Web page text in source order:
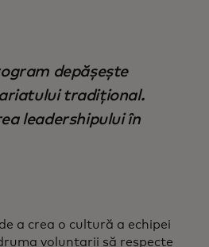
depășește
tradițional.
leadershipului în
a crea o cultură a echipei
voluntarii să respecte